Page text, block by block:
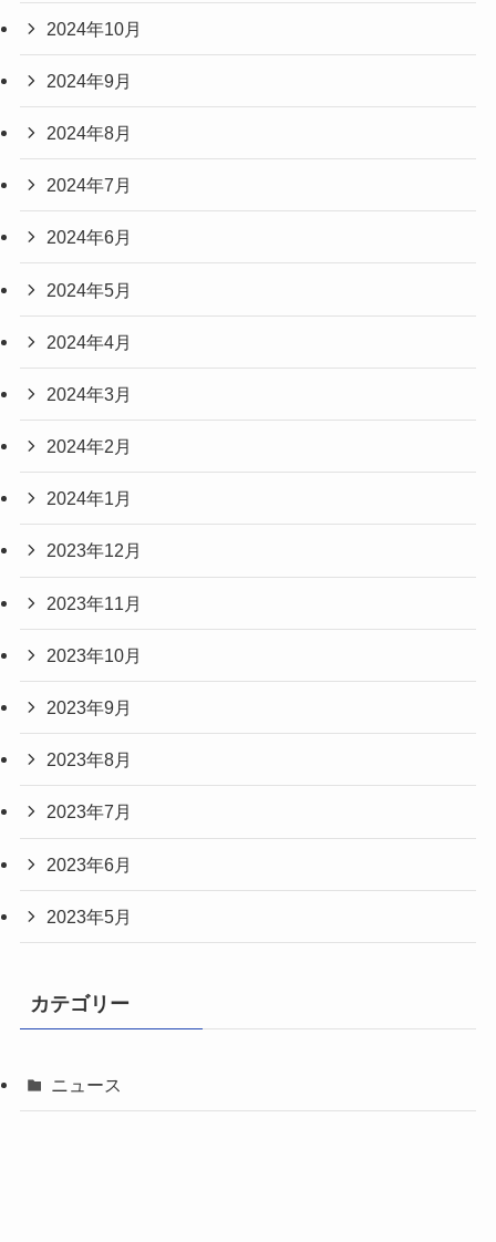
2024年10月
2024年9月
2024年8月
2024年7月
2024年6月
2024年5月
2024年4月
2024年3月
2024年2月
2024年1月
2023年12月
2023年11月
2023年10月
2023年9月
2023年8月
2023年7月
2023年6月
2023年5月
カテゴリー
ニュース